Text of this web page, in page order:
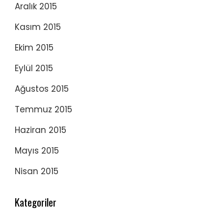
Aralık 2015
Kasım 2015
Ekim 2015
Eylül 2015
Ağustos 2015
Temmuz 2015
Haziran 2015
Mayıs 2015
Nisan 2015
Kategoriler